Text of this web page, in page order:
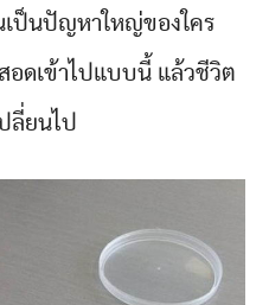
เป็นปัญหาใหญ่ของใคร
อดเข้าไปแบบนี้ แล้วชีวิต
ลี่ยนไป